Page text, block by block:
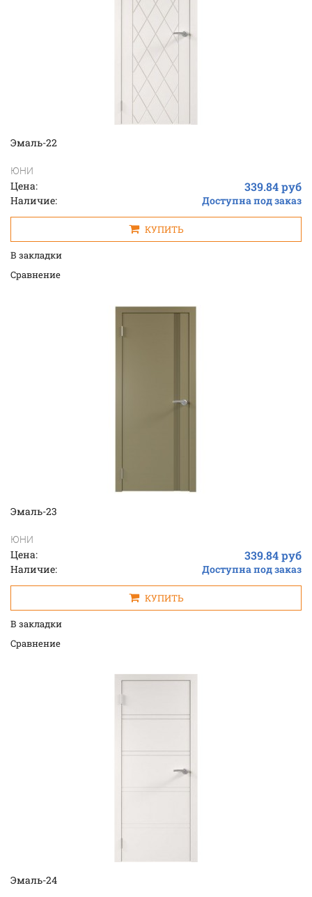
Эмаль-22
ЮНИ
Цена: 339.84 руб
Наличие: Доступна под заказ
КУПИТЬ
В закладки
Cравнение
Эмаль-23
ЮНИ
Цена: 339.84 руб
Наличие: Доступна под заказ
КУПИТЬ
В закладки
Cравнение
Эмаль-24